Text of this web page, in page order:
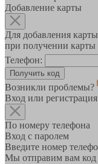
Добавление карты
Для добавления
при получении карты
Телефон:
Возникли проблемы?
Вход или регистрация
По номеру телефона
Вход с паролем
Введите номер
Мы отправим вам код